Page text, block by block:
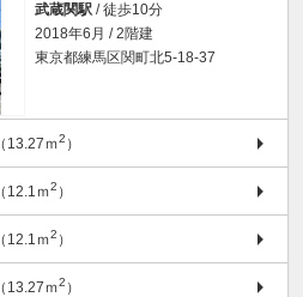
武蔵関駅 / 徒歩10分
2018年6月 / 2階建
東京都練馬区関町北5-18-37
13.27ｍ2 ）
12.1ｍ2 ）
12.1ｍ2 ）
13.27ｍ2 ）